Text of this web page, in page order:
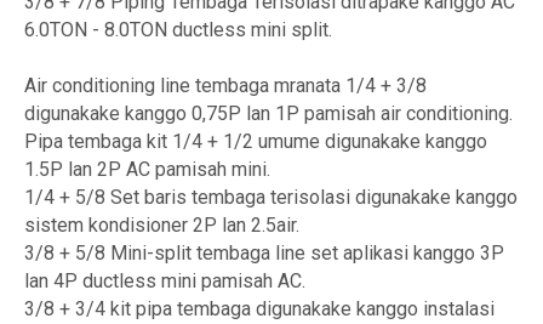
6.0TON - 8.0TON ductless mini split.
Air conditioning line tembaga mranata 1/4 + 3/8
digunakake kanggo 0,75P lan 1P pamisah air conditioning.
Pipa tembaga kit 1/4 + 1/2 umume digunakake kanggo
1.5P lan 2P AC pamisah mini.
1/4 + 5/8 Set baris tembaga terisolasi digunakake kanggo
sistem kondisioner 2P lan 2.5air.
3/8 + 5/8 Mini-split tembaga line set aplikasi kanggo 3P
lan 4P ductless mini pamisah AC.
3/8 + 3/4 kit pipa tembaga digunakake kanggo instalasi